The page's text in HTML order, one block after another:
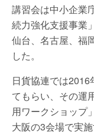
講習会は中小企業
続力強化支援事業
仙台、名古屋、福
した。
日貨協連では
てもらい、その運
用ワークショップ
大阪の3会場で実